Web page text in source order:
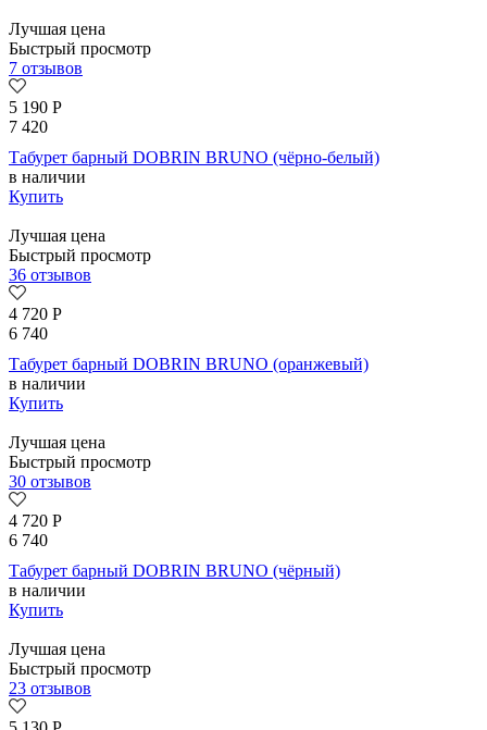
Лучшая цена
Быстрый просмотр
7 отзывов
5 190 Р
7 420
Табурет барный DOBRIN BRUNO (чёрно-белый)
в наличии
Купить
Лучшая цена
Быстрый просмотр
36 отзывов
4 720 Р
6 740
Табурет барный DOBRIN BRUNO (оранжевый)
в наличии
Купить
Лучшая цена
Быстрый просмотр
30 отзывов
4 720 Р
6 740
Табурет барный DOBRIN BRUNO (чёрный)
в наличии
Купить
Лучшая цена
Быстрый просмотр
23 отзывов